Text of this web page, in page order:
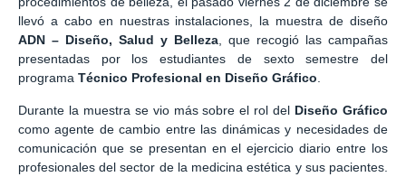
llevó a cabo en nuestras instalaciones, la muestra de diseño
ADN – Diseño, Salud y Belleza , que recogió las campañas
presentadas por los estudiantes de sexto semestre del
programa Técnico Profesional en Diseño Gráfico
Durante la muestra se vio más sobre el rol del Diseño Gráfico
como agente de cambio entre las dinámicas y necesidades de
comunicación que se presentan en el ejercicio diario entre los
profesionales del sector de la medicina estética y sus pacientes.